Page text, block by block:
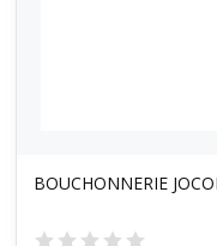
BOUCHONNERIE